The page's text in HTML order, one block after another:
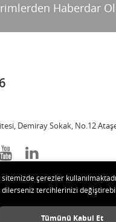
Haberdar
Demiray Sokak, No.12
çerezler
dilerseniz tercihlerinizi
Tümünü Kabul Et